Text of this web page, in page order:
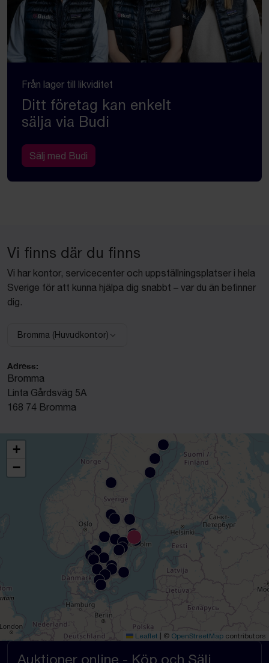
Från lager till likviditet
Ditt företag kan enkelt
sälja via Budi
Sälj med Budi
Vi finns där du finns
Vi har kontor, servicecenter och uppställningsplatser i hela
Sverige för att kunna hjälpa dig snabbt – var du än befinner
dig.
Välj anläggning:
Bromma (Huvudkontor)
Adress:
Bromma
Linta Gårdsväg 5A
168 74 Bromma
+
−
Leaflet © OpenStreetMap contributors
Auktioner online - Köp och Sälj